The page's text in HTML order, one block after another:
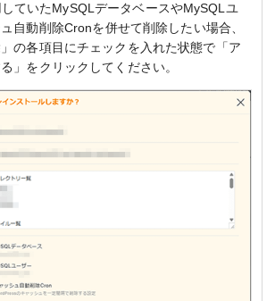
ていたMySQLデータベースやMySQLユ
自動削除Cronを併せて削除したい場合、
」の各項目にチェックを入れた状態で「ア
」をクリックしてください。